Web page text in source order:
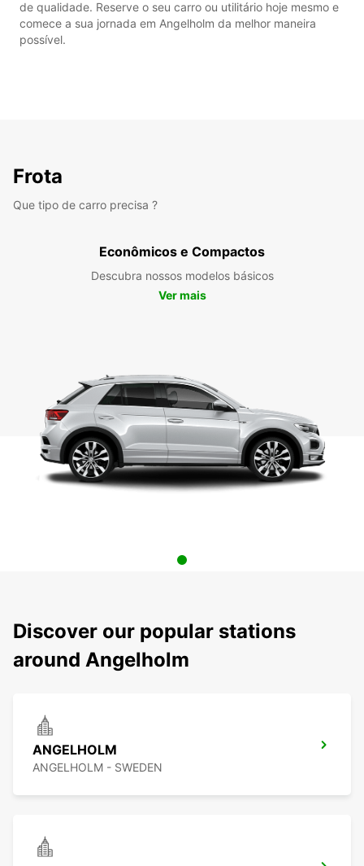
de qualidade. Reserve o seu carro ou utilitário hoje mesmo e
comece a sua jornada em Angelholm da melhor maneira
possível.
Frota
Que tipo de carro precisa ?
Econômicos e Compactos
Descubra nossos modelos básicos
Ver mais
Discover our popular stations
around Angelholm
ANGELHOLM
ANGELHOLM - SWEDEN